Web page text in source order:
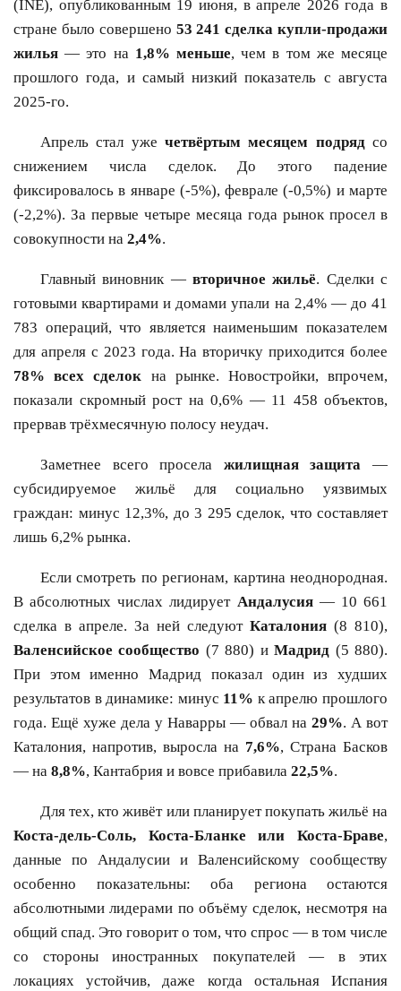
(INE), опубликованным 19 июня, в апреле 2026 года в
стране было совершено 53 241 сделка купли-продажи
жилья — это на 1,8% меньше, чем в том же месяце
прошлого года, и самый низкий показатель с августа
2025-го.
Апрель стал уже четвёртым месяцем подрядсо
снижением числа сделок. До этого падение
фиксировалось в январе (-5%), феврале (-0,5%) и марте
(-2,2%). За первые четыре месяца года рынок просел в
совокупности на 2,4%.
Главный виновник — вторичное жильё. Сделки с
готовыми квартирами и домами упали на 2,4% — до 41
783 операций, что является наименьшим показателем
для апреля с 2023 года. На вторичку приходится более
78% всех сделок на рынке. Новостройки, впрочем,
показали скромный рост на 0,6% — 11 458 объектов,
прервав трёхмесячную полосу неудач.
Заметнее всего просела жилищная защита —
субсидируемое жильё для социально уязвимых
граждан: минус 12,3%, до 3 295 сделок, что составляет
лишь 6,2% рынка.
Если смотреть по регионам, картина неоднородная.
В абсолютных числах лидирует Андалусия— 10 661
сделка в апреле. За ней следуют Каталония (8 810),
Валенсийское сообщество (7 880) иМадрид (5 880).
При этом именно Мадрид показал один из худших
результатов в динамике: минус 11% к апрелю прошлого
года. Ещё хуже дела у Наварры — обвал на 29%. А вот
Каталония, напротив, выросла на 7,6%, Страна Басков
— на 8,8%, Кантабрия и вовсе прибавила 22,5%.
Для тех, кто живёт или планирует покупать жильё на
Коста-дель-Соль, Коста-Бланке или Коста-Браве,
данные по Андалусии и Валенсийскому сообществу
особенно показательны: оба региона остаются
абсолютными лидерами по объёму сделок, несмотря на
общий спад. Это говорит о том, что спрос — в том числе
со стороны иностранных покупателей — в этих
локациях устойчив, даже когда остальная Испания